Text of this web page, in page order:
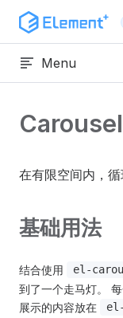
跳转到内容
Menu
在有限空间内，
基础用法
结合使用 el-
到了一个走马灯。
展示的内容放在